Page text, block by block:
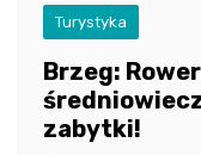
Turystyka
Brzeg:
zabytki!